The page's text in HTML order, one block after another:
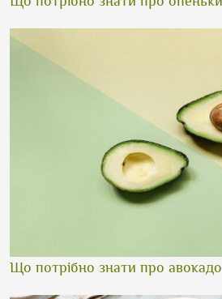
Що потрібно знати про авокадо